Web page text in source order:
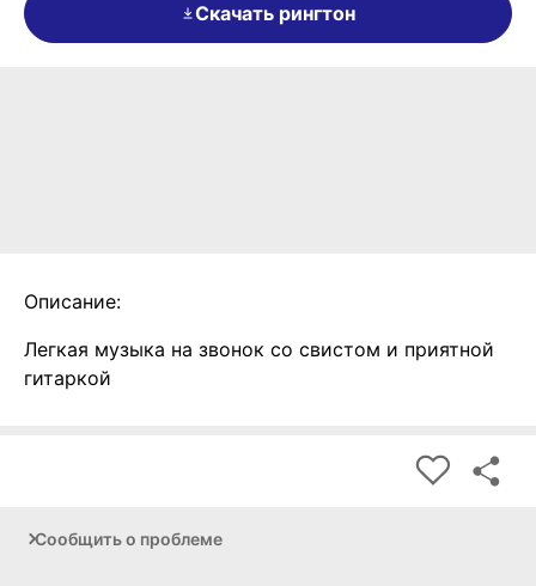
Скачать рингтон
Описание:
Легкая музыка на звонок со свистом и приятной
гитаркой
Сообщить о проблеме